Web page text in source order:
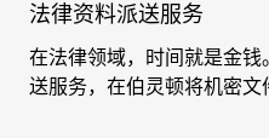
法律资料派送服务
在法律领域，时间就是金
送服务，在伯灵顿将机密文